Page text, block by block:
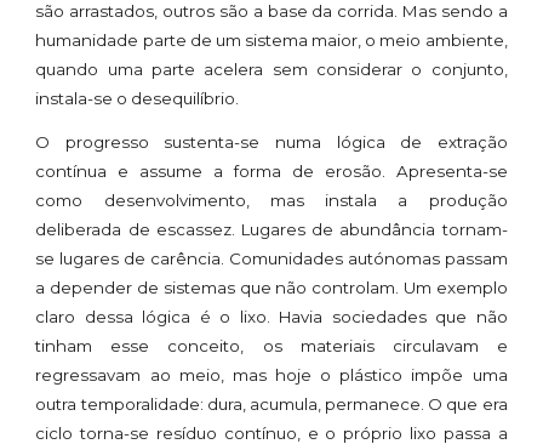
são arrastados, outros são a base da corrida. Mas sendo a
humanidade parte de um sistema maior, o meio ambiente,
quando uma parte acelera sem considerar o conjunto,
instala-se o desequilíbrio.
O progresso sustenta-se numa lógica de extração
contínua e assume a forma de erosão. Apresenta-se
como desenvolvimento, mas instala a produção
deliberada de escassez. Lugares de abundância tornam-
se lugares de carência. Comunidades autónomas passam
a depender de sistemas que não controlam. Um exemplo
claro dessa lógica é o lixo. Havia sociedades que não
tinham esse conceito, os materiais circulavam e
regressavam ao meio, mas hoje o plástico impõe uma
outra temporalidade: dura, acumula, permanece. O que era
ciclo torna-se resíduo contínuo, e o próprio lixo passa a